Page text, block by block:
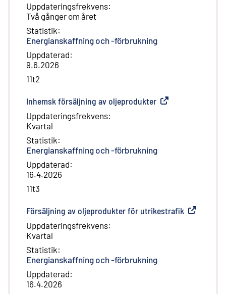
Uppdateringsfrekvens:
Två gånger om året
Statistik:
Energianskaffning och -förbrukning
Uppdaterad:
9.6.2026
11t2
Inhemsk försäljning av oljeprodukter Extern länk
Uppdateringsfrekvens:
Kvartal
Statistik:
Energianskaffning och -förbrukning
Uppdaterad:
16.4.2026
11t3
Försäljning av oljeprodukter för utrikestrafik Extern länk
Uppdateringsfrekvens:
Kvartal
Statistik:
Energianskaffning och -förbrukning
Uppdaterad:
16.4.2026